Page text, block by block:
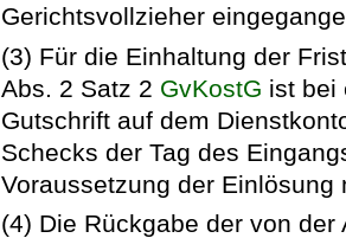
Gerichtsvollzieher
(3) Für die Einhaltung der
Abs. 2 Satz 2 GvKostG ist bei
Gutschrift auf dem
Schecks der Tag des
Voraussetzung der Einlösung
(4) Die Rückgabe der von